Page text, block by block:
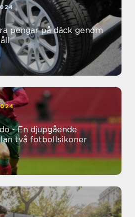
pengar på däck genom
- En djupgående
två fotbollsikoner